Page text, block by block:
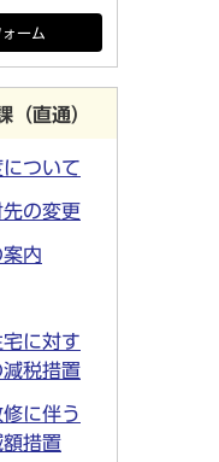
ーム
（直通）
ついて
の変更
内
に対す
税措置
に伴う
額措置